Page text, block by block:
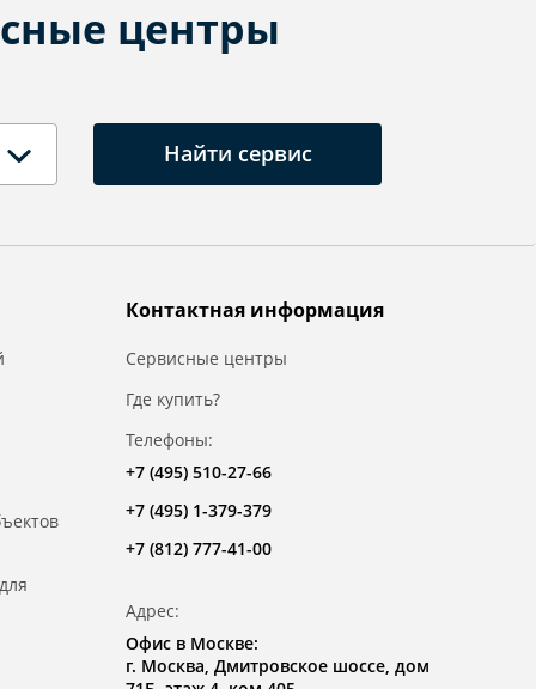
центры
Найти сервис
Контактная информация
Сервисные центры
Где купить?
Телефоны:
+7 (495) 510-27-66
+7 (495) 1-379-379
+7 (812) 777-41-00
Адрес:
Офис в Москве:
г. Москва, Дмитровское шоссе, дом